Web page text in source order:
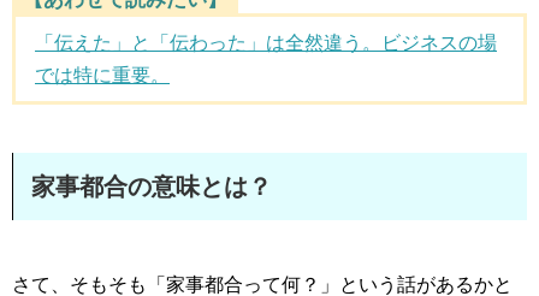
「伝えた」と「伝わった」は全然違う。ビジネスの場
では特に重要。
家事都合の意味とは？
さて、そもそも「家事都合って何？」という話があるかと